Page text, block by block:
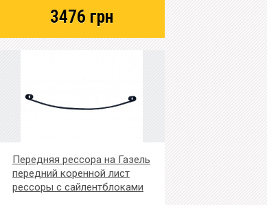
3476 грн
Передняя рессора на Газель
передний коренной лист
рессоры с сайлентблоками